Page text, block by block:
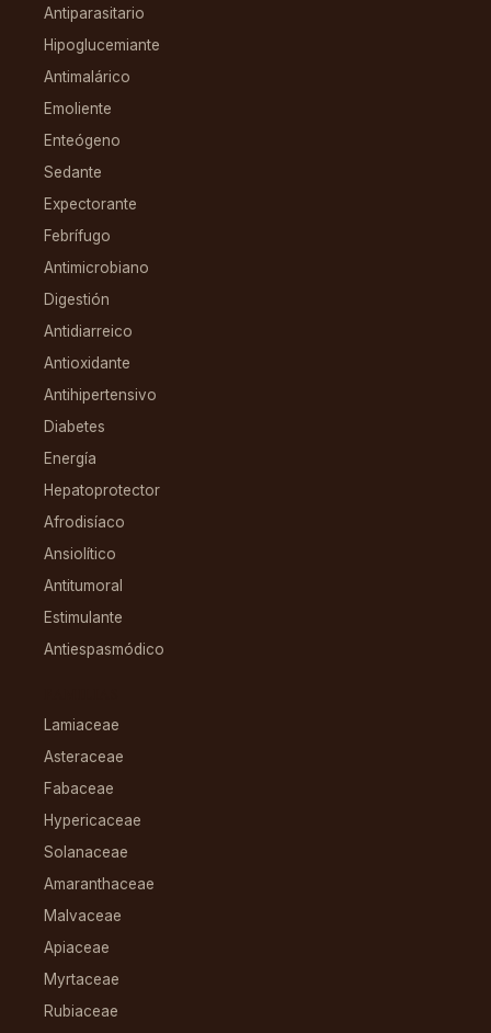
Antiparasitario
Hipoglucemiante
Antimalárico
Emoliente
Enteógeno
Sedante
Expectorante
Febrífugo
Antimicrobiano
Digestión
Antidiarreico
Antioxidante
Antihipertensivo
Diabetes
Energía
Hepatoprotector
Afrodisíaco
Ansiolítico
Antitumoral
Estimulante
Antiespasmódico
Lamiaceae
Asteraceae
Fabaceae
Hypericaceae
Solanaceae
Amaranthaceae
Malvaceae
Apiaceae
Myrtaceae
Rubiaceae